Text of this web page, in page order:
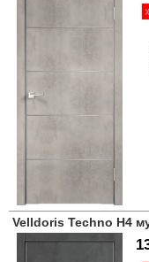
Velldoris Techno H4